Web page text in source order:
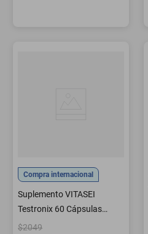
Compra internacional
Suplemento VITASEI
Testronix 60 Cápsulas
Energía y Músculo
$2049